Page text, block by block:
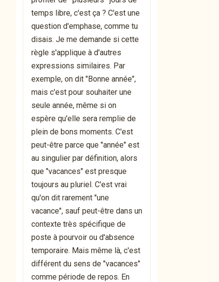
temps libre, c'est ça ? C'est une
question d'emphase, comme tu
disais. Je me demande si cette
règle s'applique à d'autres
expressions similaires. Par
exemple, on dit "Bonne année",
mais c'est pour souhaiter une
seule année, même si on
espère qu'elle sera remplie de
plein de bons moments. C'est
peut-être parce que "année" est
au singulier par définition, alors
que "vacances" est presque
toujours au pluriel. C'est vrai
qu'on dit rarement "une
vacance", sauf peut-être dans un
contexte très spécifique de
poste à pourvoir ou d'absence
temporaire. Mais même là, c'est
différent du sens de "vacances"
comme période de repos. En